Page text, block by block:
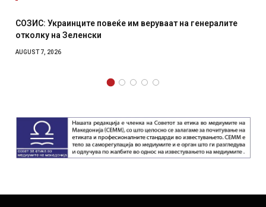
СОЗИС: Украинците повеќе им веруваат на генералите
отколку на Зеленски
AUGUST 7, 2026